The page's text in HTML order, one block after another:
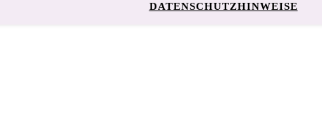
DATENSCHUTZHINWEISE